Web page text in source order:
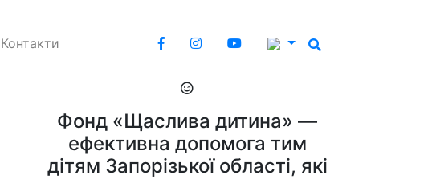
Контакти
Фонд «Щаслива дитина» —
ефективна допомога тим
дітям Запорізької області, які